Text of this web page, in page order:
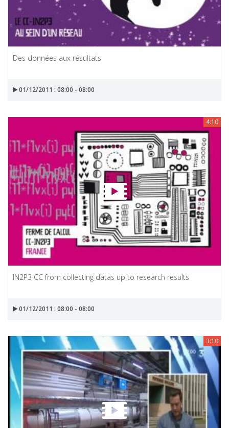
Des données aux résultats
01/12/2011 : 08:00 - 08:00
4:10
IN2P3 CC from collecting datas up to research results
01/12/2011 : 08:00 - 08:00
3:10